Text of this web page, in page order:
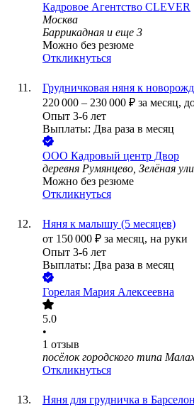
Кадровое Агентство CLEVER
Москва
Баррикадная и еще 3
Можно без резюме
Откликнуться
Грудничковая няня к
220 000 – 230 000 ₽ за месяц,
Опыт 3-6 лет
Выплаты: Два раза в месяц
ООО Кадровый центр Двор
деревня Румянцево, Зелёная
Можно без резюме
Откликнуться
Няня к малышу (5 месяцев)
от 150 000 ₽ за месяц, на руки
Опыт 3-6 лет
Выплаты: Два раза в месяц
Горелая Мария Алексеевна
5.0
•
1 отзыв
посёлок городского типа
Откликнуться
Няня для грудничка в